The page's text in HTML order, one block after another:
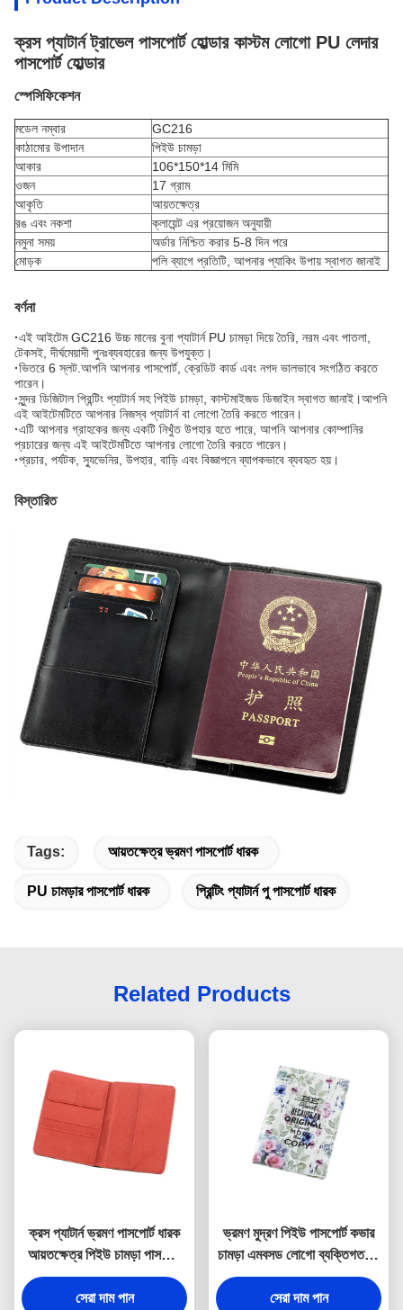
ক্রস প্যাটার্ন ট্রাভেল পাসপোর্ট হোল্ডার কাস্টম লোগো PU লেদার
পাসপোর্ট হোল্ডার
স্পেসিফিকেশন
মডেল নম্বার
GC216
কাঠামোর উপাদান
পিইউ চামড়া
আকার
106*150*14 মিমি
ওজন
17 গ্রাম
আকৃতি
আয়তক্ষেত্র
রঙ এবং নকশা
ক্লায়েন্ট এর প্রয়োজন অনুযায়ী
নমুনা সময়
অর্ডার নিশ্চিত করার 5-8 দিন পরে
মোড়ক
পলি ব্যাগে প্রতিটি, আপনার প্যাকিং উপায় স্বাগত জানাই
বর্ণনা
·এই আইটেম GC216 উচ্চ মানের বুনা প্যাটার্ন PU চামড়া দিয়ে তৈরি, নরম এবং পাতলা,
টেকসই, দীর্ঘমেয়াদী পুনঃব্যবহারের জন্য উপযুক্ত।
·ভিতরে 6 স্লট.আপনি আপনার পাসপোর্ট, ক্রেডিট কার্ড এবং নগদ ভালভাবে সংগঠিত করতে
পারেন।
·সুন্দর ডিজিটাল প্রিন্টিং প্যাটার্ন সহ পিইউ চামড়া, কাস্টমাইজড ডিজাইন স্বাগত জানাই।আপনি
এই আইটেমটিতে আপনার নিজস্ব প্যাটার্ন বা লোগো তৈরি করতে পারেন।
·এটি আপনার গ্রাহকের জন্য একটি নিখুঁত উপহার হতে পারে, আপনি আপনার কোম্পানির
প্রচারের জন্য এই আইটেমটিতে আপনার লোগো তৈরি করতে পারেন।
·প্রচার, পর্যটক, স্যুভেনির, উপহার, বাড়ি এবং বিজ্ঞাপনে ব্যাপকভাবে ব্যবহৃত হয়।
বিস্তারিত
Tags: আয়তক্ষেত্র ভ্রমণ পাসপোর্ট ধারক
PU চামড়ার পাসপোর্ট ধারক প্রিন্টিং প্যাটার্ন পু পাসপোর্ট ধারক
Related Products
ক্রস প্যাটার্ন ভ্রমণ পাসপোর্ট ধারক
আয়তক্ষেত্র পিইউ চামড়া পাসপোর্ট
ধারক
সেরা দাম পান
ভ্রমণ মুদ্রণ পিইউ পাসপোর্ট কভার
চামড়া এমবসড লোগো ব্যক্তিগতকৃত
পাসপোর্ট ওয়ালেট
সেরা দাম পান